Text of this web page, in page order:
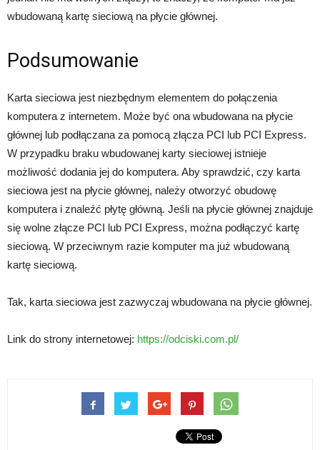
wbudowaną kartę sieciową na płycie głównej.
Podsumowanie
Karta sieciowa jest niezbędnym elementem do połączenia
komputera z internetem. Może być ona wbudowana na płycie
głównej lub podłączana za pomocą złącza PCI lub PCI Express.
W przypadku braku wbudowanej karty sieciowej istnieje
możliwość dodania jej do komputera. Aby sprawdzić, czy karta
sieciowa jest na płycie głównej, należy otworzyć obudowę
komputera i znaleźć płytę główną. Jeśli na płycie głównej znajduje
się wolne złącze PCI lub PCI Express, można podłączyć kartę
sieciową. W przeciwnym razie komputer ma już wbudowaną
kartę sieciową.
Tak, karta sieciowa jest zazwyczaj wbudowana na płycie głównej.
Link do strony internetowej: https://odciski.com.pl/